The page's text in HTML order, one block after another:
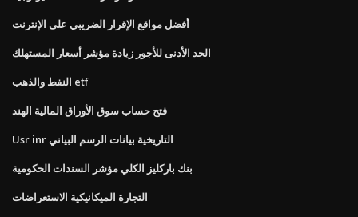
أفضل مواقع الإقرار الضريبي على الإنترنت
الحد الأدنى للأجور زيادة مؤشر أسعار المستهلك
النفط والذهب etf
فتح حساب سوق الأوراق المالية الهند
Usr inr التاريخية بيانات الرسم البياني
بنك باركليز الكلي مؤشر السندات الحكومية
التجارة الميكانيكية الاستعراضات